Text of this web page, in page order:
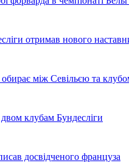
отримав нового
між Севільєю та
клубам Бундесліги
досвідченого француза